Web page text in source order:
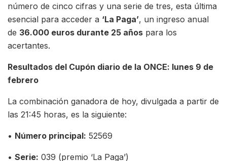
número de cinco cifras y una serie de tres, esta última
esencial para acceder a ‘La Paga’, un ingreso anual
de 36.000 euros durante 25 años para los
acertantes.
Resultados del Cupón diario de la ONCE: lunes 9 de
febrero
La combinación ganadora de hoy, divulgada a partir de
las 21:45 horas, es la siguiente:
• Número principal: 52569
• Serie: 039 (premio ‘La Paga’)